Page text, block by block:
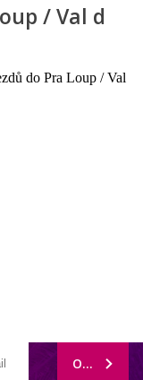
/ Val d
do Pra Loup / Val
ODEBÍRAT